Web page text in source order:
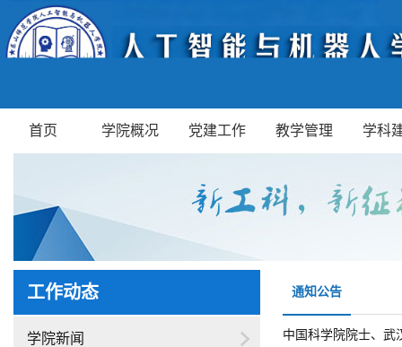
首页 学院概况 党建工作 教学管理 学科
工作动态
学院新闻
通知公告
中国科学院院士、武